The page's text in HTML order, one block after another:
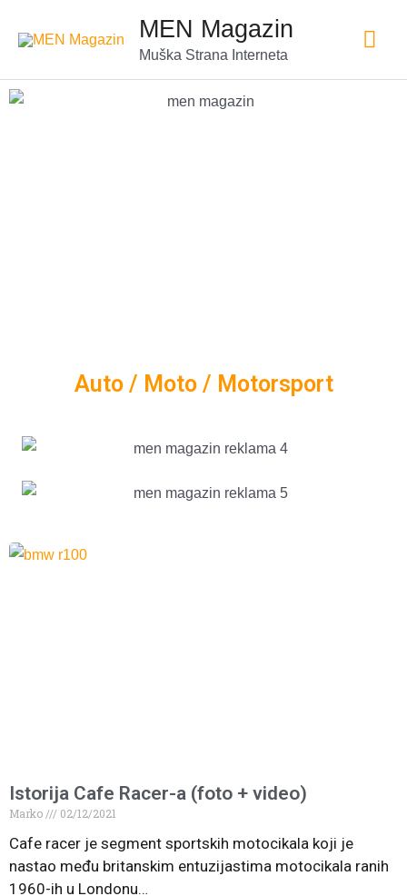
MEN Magazin
Muška Strana Interneta
Auto / Moto / Motorsport
Istorija Cafe Racer-a (foto + video)
Marko 02/12/2021
Cafe racer je segment sportskih motocikala koji je
nastao među britanskim entuzijastima motocikala ranih
1960-ih u Londonu…